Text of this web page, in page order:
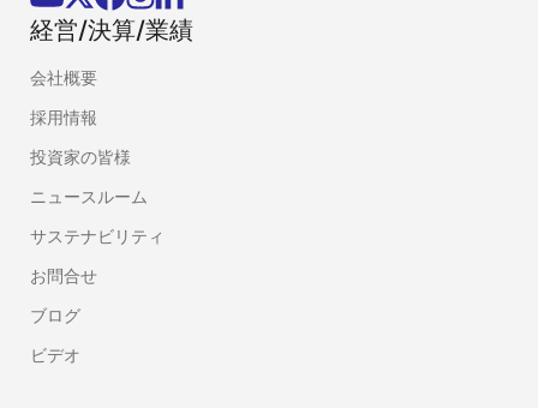
経営/決算/業績
会社概要
採用情報
投資家の皆様
ニュースルーム
サステナビリティ
お問合せ
ブログ
ビデオ